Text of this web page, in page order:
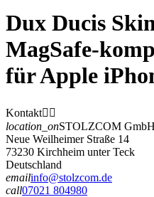
Dux Ducis
MagSafe-
für Apple
Kontakt 
location_onSTOLZCOM GmbH
Neue Weilheimer Straße 14
73230 Kirchheim unter Teck
Deutschland
emailinfo@stolzcom.de
call07021 804980